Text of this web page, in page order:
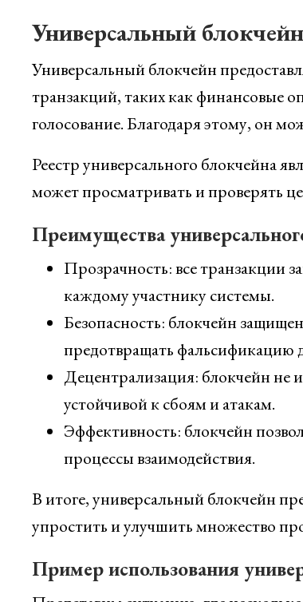
Универсальный блокчейн
Универсальный блокчейн
транзакций, таких как финансовые
голосование. Благодаря этому, он
Реестр универсального блокчейна
может просматривать и проверять
Преимущества
Прозрачность: все транзакции
каждому участнику системы.
Безопасность: блокчейн
предотвращать фальсификацию
Децентрализация: блокчейн не
устойчивой к сбоям и атакам.
Эффективность: блокчейн
процессы взаимодействия.
В итоге, универсальный блокчейн
упростить и улучшить множество
Пример использования